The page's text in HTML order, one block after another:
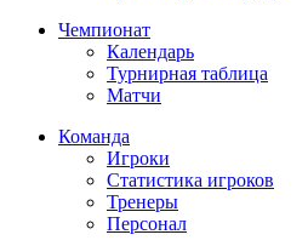
Чемпионат
Календарь
Турнирная таблица
Матчи
Команда
Игроки
Статистика игроков
Тренеры
Персонал